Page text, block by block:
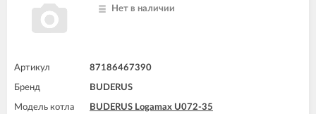
Нет в наличии
Артикул 87186467390
Бренд BUDERUS
Модель котла
BUDERUS Logamax U072-35